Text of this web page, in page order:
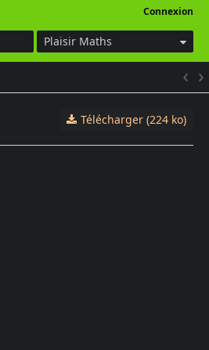
Connexion
Plaisir Maths
Télécharger (224 ko)